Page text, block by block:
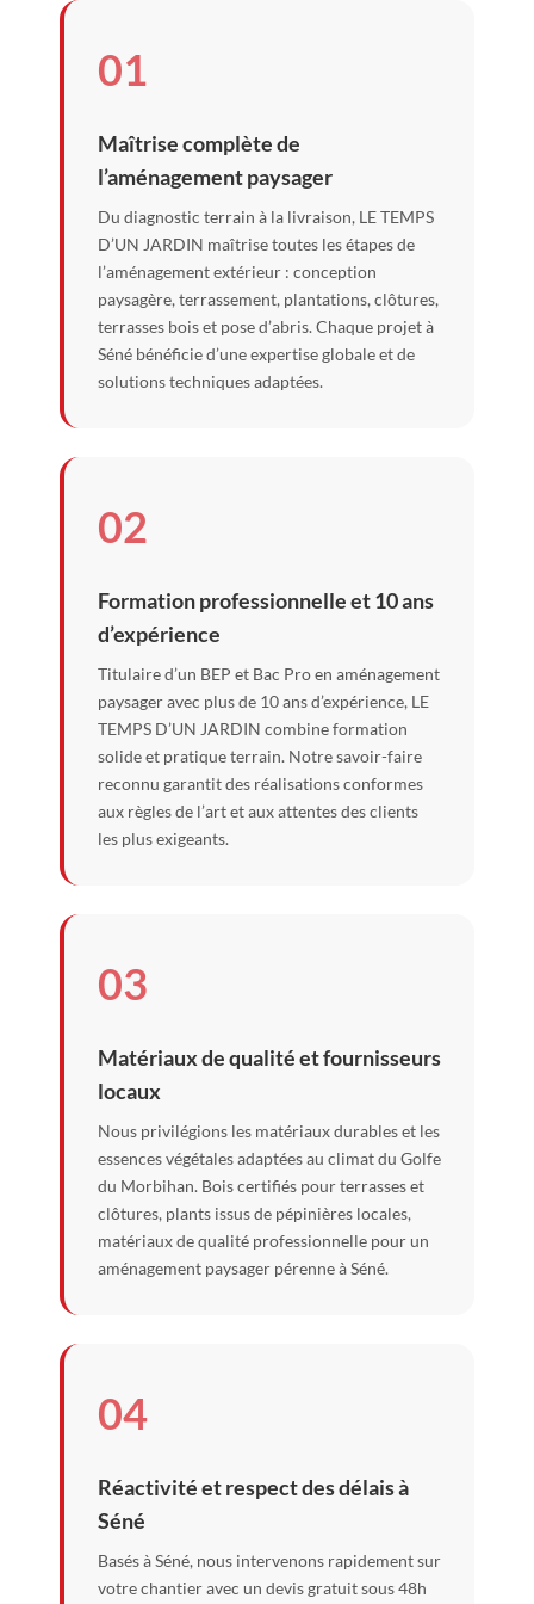
01
Maîtrise complète de
l’aménagement paysager
Du diagnostic terrain à la livraison, LE TEMPS
D’UN JARDIN maîtrise toutes les étapes de
l’aménagement extérieur : conception
paysagère, terrassement, plantations, clôtures,
terrasses bois et pose d’abris. Chaque projet à
Séné bénéficie d’une expertise globale et de
solutions techniques adaptées.
02
Formation professionnelle et 10 ans
d’expérience
Titulaire d’un BEP et Bac Pro en aménagement
paysager avec plus de 10 ans d’expérience, LE
TEMPS D’UN JARDIN combine formation
solide et pratique terrain. Notre savoir-faire
reconnu garantit des réalisations conformes
aux règles de l’art et aux attentes des clients
les plus exigeants.
03
Matériaux de qualité et fournisseurs
locaux
Nous privilégions les matériaux durables et les
essences végétales adaptées au climat du Golfe
du Morbihan. Bois certifiés pour terrasses et
clôtures, plants issus de pépinières locales,
matériaux de qualité professionnelle pour un
aménagement paysager pérenne à Séné.
04
Réactivité et respect des délais à
Séné
Basés à Séné, nous intervenons rapidement sur
votre chantier avec un devis gratuit sous 48h